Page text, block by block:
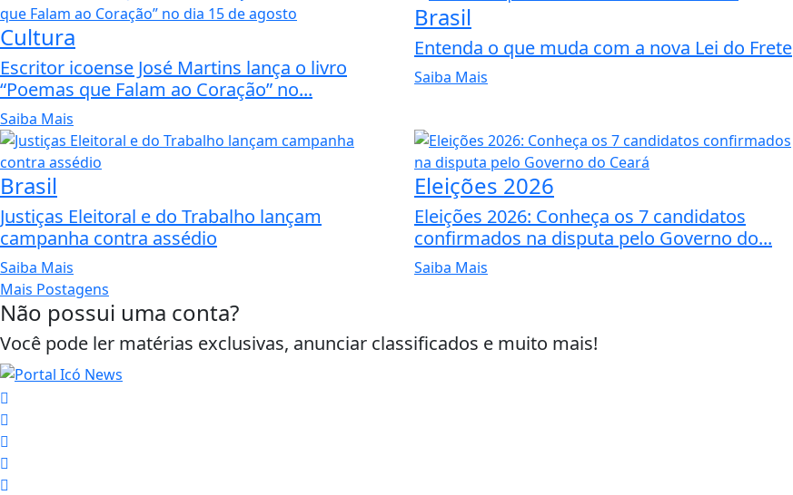
Cultura
Escritor icoense José Martins lança o livro
“Poemas que Falam ao Coração” no...
Saiba Mais
Brasil
Entenda o que muda com a nova Lei do Frete
Saiba Mais
Brasil
Justiças Eleitoral e do Trabalho lançam
campanha contra assédio
Saiba Mais
Eleições 2026
Eleições 2026: Conheça os 7 candidatos
confirmados na disputa pelo Governo do...
Saiba Mais
Mais Postagens
Não possui uma conta?
Você pode ler matérias exclusivas, anunciar classificados e muito mais!